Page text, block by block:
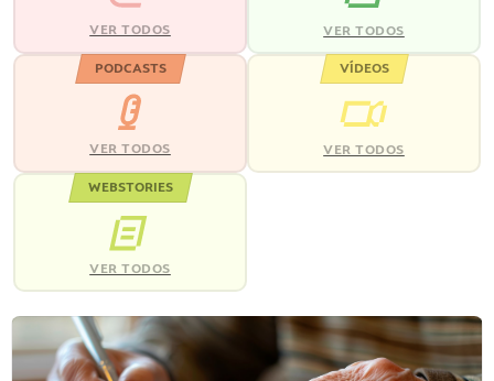
VER TODOS VER TODOS
PODCASTS
VER TODOS
VÍDEOS
VER TODOS
WEBSTORIES
VER TODOS